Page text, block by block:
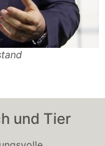
und Tier